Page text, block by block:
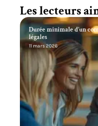
Les lecteurs
Durée minimale d’un
légales
11 mars 2026